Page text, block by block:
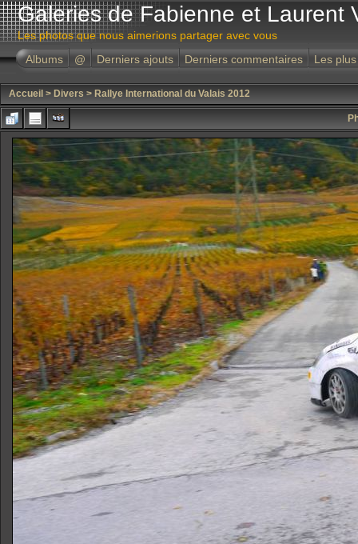
Galeries de Fabienne et Laurent
Les photos que nous aimerions partager avec vous
Albums
@ Derniers ajouts Derniers commentaires Les
Accueil > Divers > Rallye International du Valais 2012